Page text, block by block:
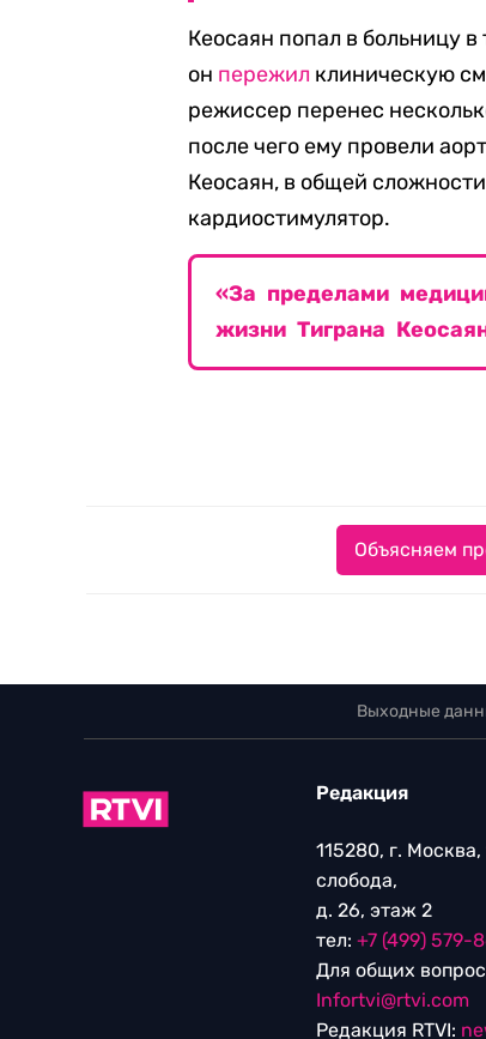
Кеосаян попал в больницу
он пережил клиническую
режиссер перенес
после чего ему провели
Кеосаян, в общей
кардиостимулятор.
«За пределами
жизни Тиграна
Объясняем
Выходные
Редакция
115280, г.
слобода,
д. 26, этаж 2
тел: +7 (499) 579-
Для общих
Infortvi@rtvi.com
Редакция RTVI: